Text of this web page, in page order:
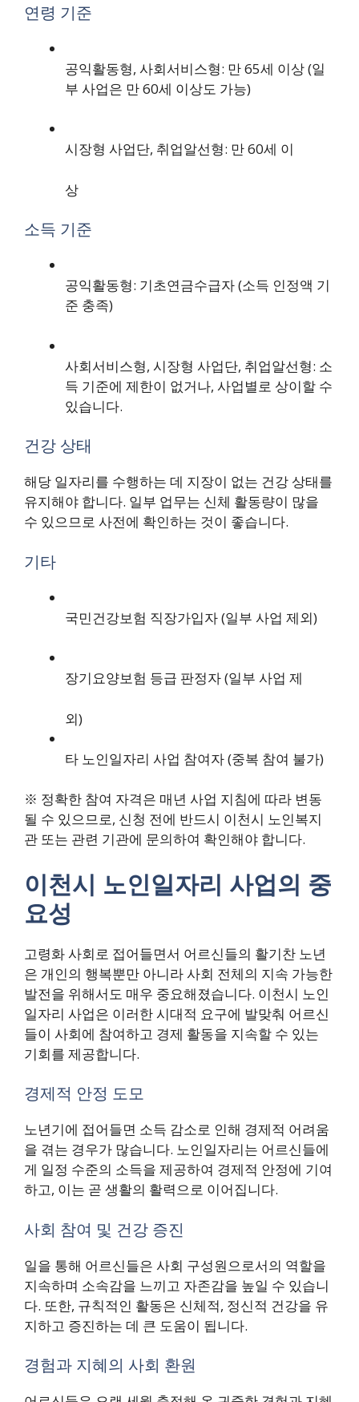
연령 기준
공익활동형, 사회서비스형: 만 65세 이상 (일
부 사업은 만 60세 이상도 가능)
시장형 사업단, 취업알선형: 만 60세 이
상
소득 기준
공익활동형: 기초연금수급자 (소득 인정액 기
준 충족)
사회서비스형, 시장형 사업단, 취업알선형: 소
득 기준에 제한이 없거나, 사업별로 상이할 수
있습니다.
건강 상태
해당 일자리를 수행하는 데 지장이 없는 건강 상태를
유지해야 합니다. 일부 업무는 신체 활동량이 많을
수 있으므로 사전에 확인하는 것이 좋습니다.
기타
국민건강보험 직장가입자 (일부 사업 제외)
장기요양보험 등급 판정자 (일부 사업 제
외)
타 노인일자리 사업 참여자 (중복 참여 불가)
※ 정확한 참여 자격은 매년 사업 지침에 따라 변동
될 수 있으므로, 신청 전에 반드시 이천시 노인복지
관 또는 관련 기관에 문의하여 확인해야 합니다.
이천시 노인일자리 사업의 중
요성
고령화 사회로 접어들면서 어르신들의 활기찬 노년
은 개인의 행복뿐만 아니라 사회 전체의 지속 가능한
발전을 위해서도 매우 중요해졌습니다. 이천시 노인
일자리 사업은 이러한 시대적 요구에 발맞춰 어르신
들이 사회에 참여하고 경제 활동을 지속할 수 있는
기회를 제공합니다.
경제적 안정 도모
노년기에 접어들면 소득 감소로 인해 경제적 어려움
을 겪는 경우가 많습니다. 노인일자리는 어르신들에
게 일정 수준의 소득을 제공하여 경제적 안정에 기여
하고, 이는 곧 생활의 활력으로 이어집니다.
사회 참여 및 건강 증진
일을 통해 어르신들은 사회 구성원으로서의 역할을
지속하며 소속감을 느끼고 자존감을 높일 수 있습니
다. 또한, 규칙적인 활동은 신체적, 정신적 건강을 유
지하고 증진하는 데 큰 도움이 됩니다.
경험과 지혜의 사회 환원